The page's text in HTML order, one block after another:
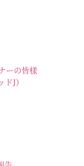
ーの皆様
J）